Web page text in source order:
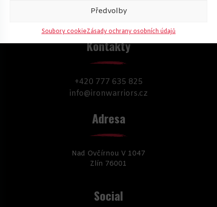
Předvolby
Soubory cookieZásady ochrany osobních údajů
Kontakty
+420 777 635 825
info@ironwarriors.cz
Adresa
Nad Ovčírnou V 1047
Zlín 76001
Social